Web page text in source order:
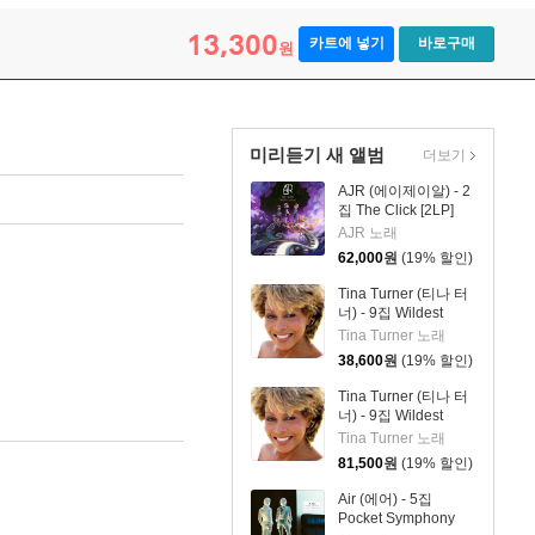
13,300원 카트에 넣기 바로구매
미리듣기 새 앨범
AJR (에이제이알) - 2
집 The Click [2LP]
AJR 노래
62,000원 (19% 할인)
Tina Turner (티나 터
너) - 9집 Wildest
Dreams 2026
Tina Turner 노래
38,600원 (19% 할인)
Tina Turner (티나 터
너) - 9집 Wildest
Dreams 2026 [2LP]
Tina Turner 노래
81,500원 (19% 할인)
Air (에어) - 5집
Pocket Symphony
더보기